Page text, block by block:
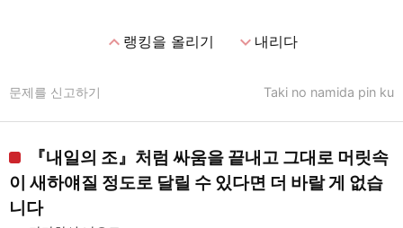
expand_less랭킹을 올리기 expand_more내리다
Taki no namida pin ku
문제를 신고하기
『내일의 조』처럼 싸움을 끝내고 그대로 머릿속
이 새하얘질 정도로 달릴 수 있다면 더 바랄 게 없습
니다